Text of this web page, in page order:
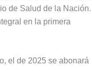
de Salud de la Nación.
en la primera
el de 2025 se abonará